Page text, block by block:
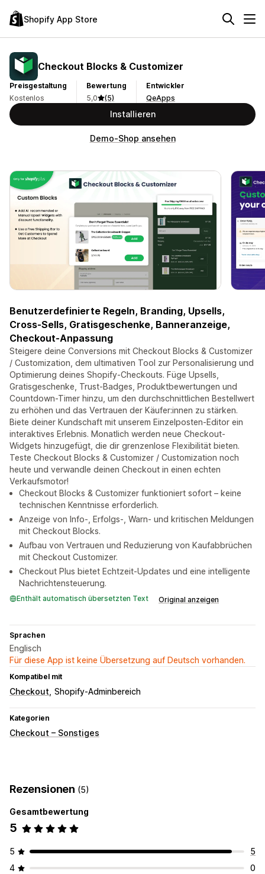
Shopify App Store
Checkout Blocks & Customizer
Preisgestaltung
Kostenlos
Bewertung
5,0
(5)
Entwickler
QeApps
Installieren
Demo-Shop ansehen
Benutzerdefinierte Regeln, Branding, Upsells,
Cross-Sells, Gratisgeschenke, Banneranzeige,
Checkout-Anpassung
Steigere deine Conversions mit Checkout Blocks & Customizer
/ Customization, dem ultimativen Tool zur Personalisierung und
Optimierung deines Shopify-Checkouts. Füge Upsells,
Gratisgeschenke, Trust-Badges, Produktbewertungen und
Countdown-Timer hinzu, um den durchschnittlichen Bestellwert
zu erhöhen und das Vertrauen der Käufer:innen zu stärken.
Biete deiner Kundschaft mit unserem Einzelposten-Editor ein
interaktives Erlebnis. Monatlich werden neue Checkout-
Widgets hinzugefügt, die dir grenzenlose Flexibilität bieten.
Teste Checkout Blocks & Customizer / Customization noch
heute und verwandle deinen Checkout in einen echten
Verkaufsmotor!
Checkout Blocks & Customizer funktioniert sofort – keine
technischen Kenntnisse erforderlich.
Anzeige von Info-, Erfolgs-, Warn- und kritischen Meldungen
mit Checkout Blocks.
Aufbau von Vertrauen und Reduzierung von Kaufabbrüchen
mit Checkout Customizer.
Checkout Plus bietet Echtzeit-Updates und eine intelligente
Nachrichtensteuerung.
Enthält automatisch übersetzten Text Original anzeigen
Sprachen
Englisch
Für diese App ist keine Übersetzung auf Deutsch vorhanden.
Kompatibel mit
Checkout Shopify-Adminbereich
Kategorien
Checkout – Sonstiges
Rezensionen (5)
Gesamtbewertung
5
5
5
4
0